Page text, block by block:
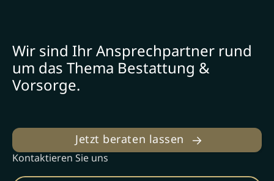
Wir sind Ihr Ansprechpartner rund
um das Thema Bestattung &
Vorsorge.
Jetzt beraten lassen
Kontaktieren Sie uns